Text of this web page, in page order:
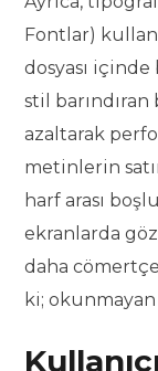
Fontlar)
dosyası
stil barındıran
azaltarak
metinlerin
harf arası
ekranlarda
daha
ki;